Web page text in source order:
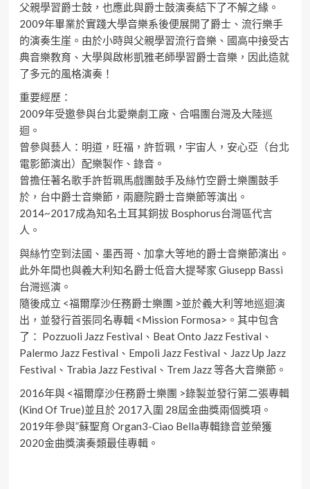
父親學習爵士鼓，也應此與爵士鼓演奏結下了不解之緣。
2009年畢業於實踐大學音樂系後便展開了爵士、流行樂手
的演奏生崖。由於小時與父親學習流行音樂、國高中接受古
典音樂教育、大學與啟彬凱雅老師學習爵士音樂，因此造就
了多元的風格演奏！
重要經歷：
2009年受邀參與台北愛樂劇工廠、合唱團台灣及大陸巡
迴。
曾參與藝人：明道，旺福，許哲珮，宇宙人，安心亞（台北
電影節演出）配樂製作、錄音。
曾擔任著名歌手許哲珮馬戲團鼓手及絲竹空爵士樂團鼓手
於，台中爵士音樂節，兩廳院爵士音樂節等演出。
2014~2017成為知名土耳其銅拔 Bosphorus台灣區代言
人。
與絲竹空到法國、墨西哥、加拿大等地的爵士音樂節演出。
此外年間也與義大利知名爵士低音大提琴家 Giusepp Bassi
台灣巡演。
隨後成立 <福爾摩沙任務爵士樂團 >並於義大利等地巡迴演
出，並發行首張同名專輯 <Mission Formosa>。其中包含
了： Pozzuoli Jazz Festival、Beat Onto Jazz Festival、
Palermo Jazz Festival、Empoli Jazz Festival、Jazz Up Jazz
Festival、Trabia Jazz Festival、Trem Jazz 等各大音樂節。
2016年與 <福爾摩沙任務爵士樂團 >錄製並發行第二張專輯
(Kind Of True)並且於 2017入圍 28屆金曲獎兩個獎項。
2019年參與”蘇聖育 Organ3-Ciao Bella專輯錄音並榮獲
2020金曲獎演奏類最佳專輯。